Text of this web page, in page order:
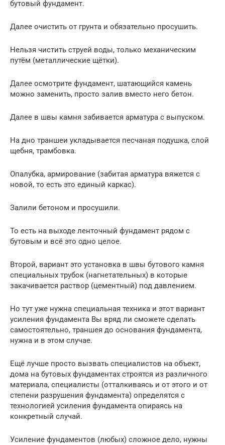
бутовый фундамент.
Далее очистить от грунта и обязательно просушить.
Нельзя чистить струей воды, только механическим
путём (металлические щётки).
Далее осмотрите фундамент, шатающийся камень
можно заменить, просто залив вместо него бетон.
Далее в швы камня забивается арматура с выпуском.
На дно траншеи укладывается песчаная подушка, слой
щебня, трамбовка.
Опалубка, армирование (забитая арматура вяжется с
новой, то есть это единый каркас).
Залили бетоном и просушили.
То есть на выходе ленточный фундамент рядом с
бутовым и всё это одно целое.
Второй, вариант это установка в швы бутового камня
специальных трубок (нагнетательных) в которые
закачивается раствор (цементный) под давлением.
Но тут уже нужна специальная техника и этот вариант
усиления фундамента Вы вряд ли сможете сделать
самостоятельно, траншея до основания фундамента,
нужна и в этом случае.
Ещё лучше просто вызвать специалистов на объект,
дома на бутовых фундаментах строятся из различного
материала, специалисты (отталкиваясь и от этого и от
степени разрушения фундамента) определятся с
технологией усиления фундамента опираясь на
конкретный случай.
Усиление фундаментов (любых) сложное дело, нужны